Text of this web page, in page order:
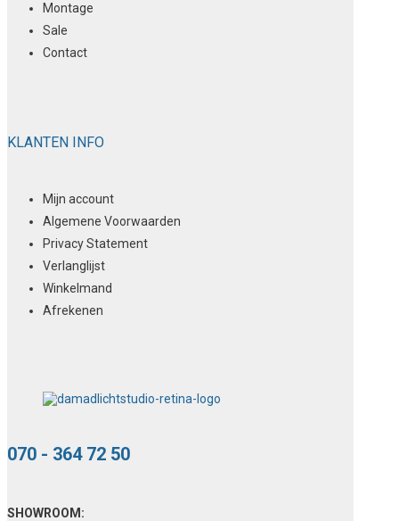
Montage
Sale
Contact
KLANTEN INFO
Mijn account
Algemene Voorwaarden
Privacy Statement
Verlanglijst
Winkelmand
Afrekenen
070 - 364 72 50
SHOWROOM: